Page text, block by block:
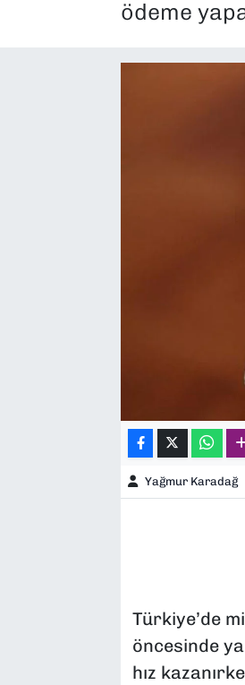
ödeme
Yağmur Karadağ
Türkiye’de
öncesinde
hız